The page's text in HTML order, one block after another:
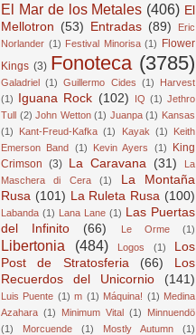
El Mar de los Metales (406) El
Mellotron (53) Entradas (89)
Eric
Norlander (1) Festival Minorisa (1)
Flower
Kings (3) Fonoteca (3785)
Galadriel (1) Guillermo Cides (1)
Harvest
(1)
Iguana Rock (102) IQ (1) Jethro
Tull (2) John Wetton (1) Juanpa (1) Kansas
(1)
Kant-Freud-Kafka (1) Kayak (1)
Keith
Emerson Band (1) Kevin Ayers (1)
King
Crimson (3) La Caravana (31)
La
Maschera di Cera
(1)
La Montaña
Rusa (101) La Ruleta Rusa (100)
Labanda (1) Lana Lane (1) Las Puertas
del Infinito
(66) Le Orme (1)
Libertonia (484) Logos (1)
Los
Post de Stratosferia
(66)
Los
Recuerdos del Unicornio
(141)
Luis Puente (1) m (1) Máquina! (1) Medina
Azahara (1) Minimum Vital (1)
Minnuendö
(1)
Morcuende (1) Mostly Autumn (1)